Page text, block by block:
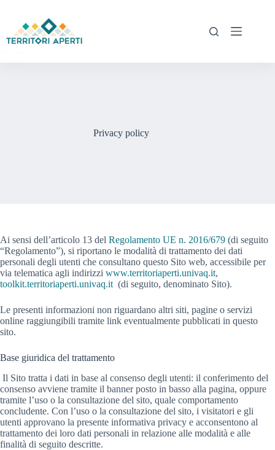
Privacy policy
Ai sensi dell’articolo 13 del Regolamento UE n. 2016/679 (di seguito
“Regolamento”), si riportano le modalità di trattamento dei dati
personali degli utenti che consultano questo Sito web, accessibile per
via telematica agli indirizzi www.territoriaperti.univaq.it,
toolkit.territoriaperti.univaq.it (di seguito, denominato Sito).
Le presenti informazioni non riguardano altri siti, pagine o servizi
online raggiungibili tramite link eventualmente pubblicati in questo
sito.
Base giuridica del trattamento
Il Sito tratta i dati in base al consenso degli utenti: il conferimento del
consenso avviene tramite il banner posto in basso alla pagina, oppure
tramite l’uso o la consultazione del sito, quale comportamento
concludente. Con l’uso o la consultazione del sito, i visitatori e gli
utenti approvano la presente informativa privacy e acconsentono al
trattamento dei loro dati personali in relazione alle modalità e alle
finalità di seguito descritte.